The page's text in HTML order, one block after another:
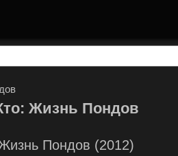
Жизнь Пондов
Пондов (2012)